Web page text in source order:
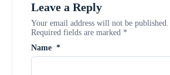
Leave a Reply
Your email address will not be published.
Required fields are marked *
Name *